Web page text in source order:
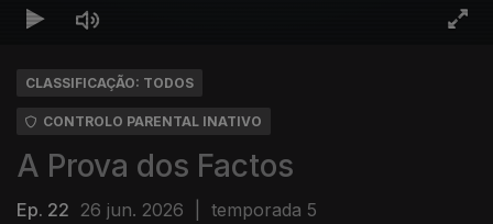
CLASSIFICAÇÃO: TODOS
CONTROLO PARENTAL INATIVO
A Prova dos Factos
Ep. 22 26 jun. 2026 temporada 5